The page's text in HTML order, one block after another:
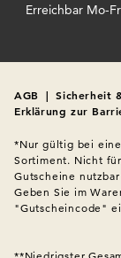
Erreichbar Mo-
AGB | Sicherheit
Erklärung zur
*Nur gültig bei
Sortiment. Nicht
Gutscheine
Geben Sie im
"Gutscheincode"